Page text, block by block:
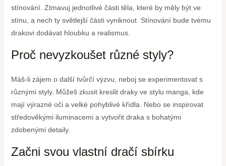
stínování. Ztmavuj jednotlivé části těla, které by měly být ve
stínu, a nech ty světlejší části vyniknout. Stínování bude tvému
drakovi dodávat hloubku a realismus.
Proč nevyzkoušet různé styly?
Máš-li zájem o další tvůrčí výzvu, neboj se experimentovat s
různými styly. Můžeš zkusit kreslit draky ve stylu manga, kde
mají výrazné oči a velké pohyblivé křídla. Nebo se inspirovat
středověkými iluminacemi a vytvořit draka s bohatými
zdobenými detaily.
Začni svou vlastní dračí sbírku